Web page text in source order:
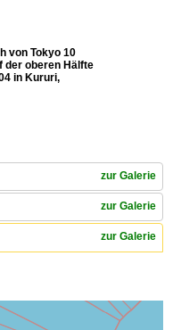
von Tokyo 10
der oberen Hälfte
in Kururi,
zur Galerie
zur Galerie
zur Galerie